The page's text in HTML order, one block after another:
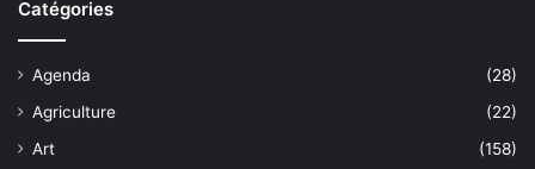
Catégories
Agenda
(28)
Agriculture
(22)
Art
(158)